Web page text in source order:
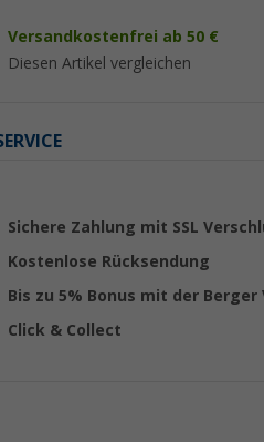
Versandkostenfrei ab 50 €
Diesen Artikel vergleichen
Sichere Zahlung mit SSL
Kostenlose Rücksendung
Bis zu 5% Bonus mit der
Click & Collect
für